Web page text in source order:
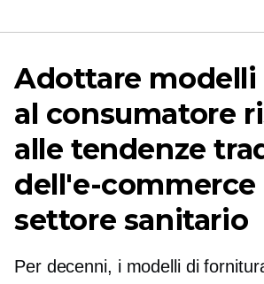
Adottare
al consumatore
alle tendenze
dell'e-commerce
settore sanitario
Per decenni, i modelli di